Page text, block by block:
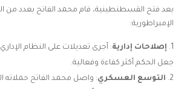
بعد فتح القسطنطينية، قام محمد الفاتح بعدد من
الإمبراطورية:
إصلاحات إدارية: أجرى تعديلات على النظام
جعل الحكم أكثر كفاءة وفعالية.
التوسع العسكري: واصل محمد الفاتح حملاته